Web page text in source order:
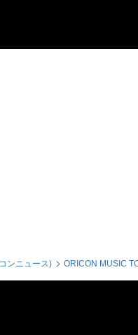
ンニュース) ORICON MUSIC